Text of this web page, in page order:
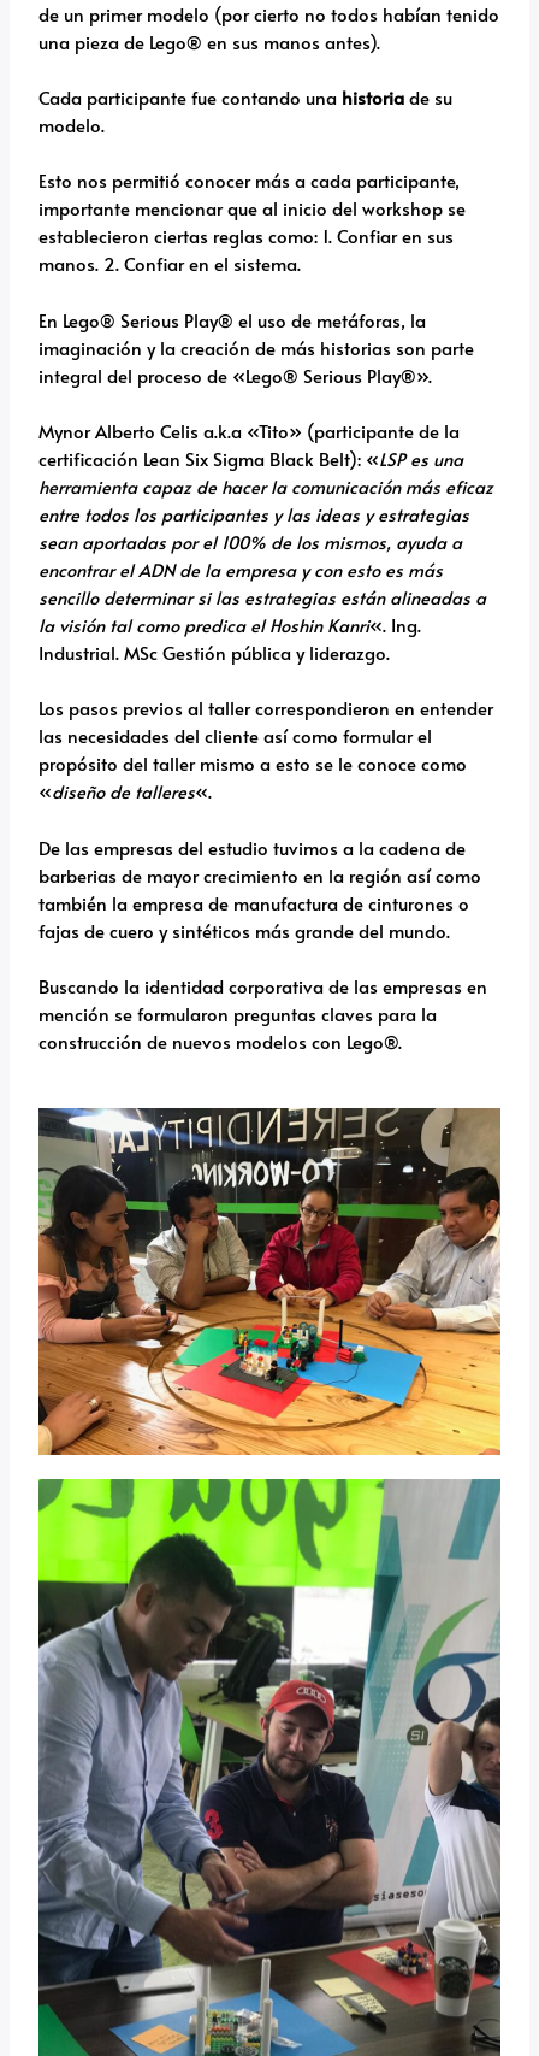
de un primer modelo (por cierto no todos habían tenido
una pieza de Lego® en sus manos antes).
Cada participante fue contando una historiade su
modelo.
Esto nos permitió conocer más a cada participante,
importante mencionar que al inicio del workshop se
establecieron ciertas reglas como: 1. Confiar en sus
manos. 2. Confiar en el sistema.
En Lego® Serious Play® el uso de metáforas, la
imaginación y la creación de más historias son parte
integral del proceso de «Lego® Serious Play®».
Mynor Alberto Celis a.k.a «Tito» (participante de la
certificación Lean Six Sigma Black Belt): «LSP es una
herramienta capaz de hacer la comunicación más eficaz
entre todos los participantes y las ideas y estrategias
sean aportadas por el 100% de los mismos, ayuda a
encontrar el ADN de la empresa y con esto es más
sencillo determinar si las estrategias están alineadas a
la visión tal como predica el Hoshin Kanri«. Ing.
Industrial. MSc Gestión pública y liderazgo.
Los pasos previos al taller correspondieron en entender
las necesidades del cliente así como formular el
propósito del taller mismo a esto se le conoce como
«diseño de talleres«.
De las empresas del estudio tuvimos a la cadena de
barberias de mayor crecimiento en la región así como
también la empresa de manufactura de cinturones o
fajas de cuero y sintéticos más grande del mundo.
Buscando la identidad corporativa de las empresas en
mención se formularon preguntas claves para la
construcción de nuevos modelos con Lego®.